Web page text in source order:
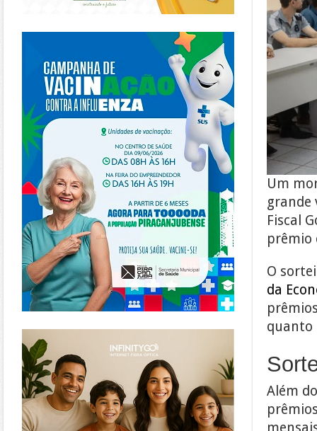
Um
grande
Fiscal
prêmio
O
da
quanto
Além
https://piracanjuba.go.gov.br/
https://www.infinitygo.com.br/